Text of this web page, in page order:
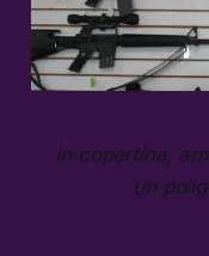
in copertina,
un